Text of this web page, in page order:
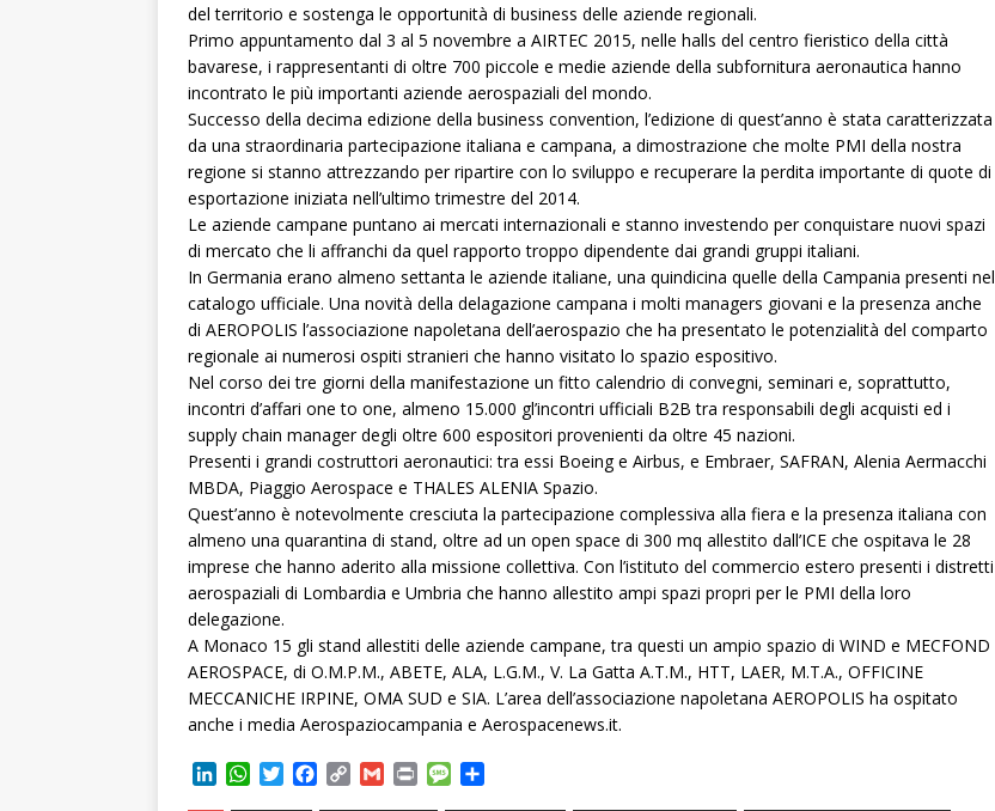
del territorio e sostenga le opportunità di business delle aziende regionali.
Primo appuntamento dal 3 al 5 novembre a AIRTEC 2015, nelle halls del centro fieristico della città
bavarese, i rappresentanti di oltre 700 piccole e medie aziende della subfornitura aeronautica hanno
incontrato le più importanti aziende aerospaziali del mondo.
Successo della decima edizione della business convention, l’edizione di quest’anno è stata caratterizzata
da una straordinaria partecipazione italiana e campana, a dimostrazione che molte PMI della nostra
regione si stanno attrezzando per ripartire con lo sviluppo e recuperare la perdita importante di quote di
esportazione iniziata nell’ultimo trimestre del 2014.
Le aziende campane puntano ai mercati internazionali e stanno investendo per conquistare nuovi spazi
di mercato che li affranchi da quel rapporto troppo dipendente dai grandi gruppi italiani.
In Germania erano almeno settanta le aziende italiane, una quindicina quelle della Campania presenti nel
catalogo ufficiale. Una novità della delagazione campana i molti managers giovani e la presenza anche
di AEROPOLIS l’associazione napoletana dell’aerospazio che ha presentato le potenzialità del comparto
regionale ai numerosi ospiti stranieri che hanno visitato lo spazio espositivo.
Nel corso dei tre giorni della manifestazione un fitto calendrio di convegni, seminari e, soprattutto,
incontri d’affari one to one, almeno 15.000 gl’incontri ufficiali B2B tra responsabili degli acquisti ed i
supply chain manager degli oltre 600 espositori provenienti da oltre 45 nazioni.
Presenti i grandi costruttori aeronautici: tra essi Boeing e Airbus, e Embraer, SAFRAN, Alenia Aermacchi
MBDA, Piaggio Aerospace e THALES ALENIA Spazio.
Quest’anno è notevolmente cresciuta la partecipazione complessiva alla fiera e la presenza italiana con
almeno una quarantina di stand, oltre ad un open space di 300 mq allestito dall’ICE che ospitava le 28
imprese che hanno aderito alla missione collettiva. Con l’istituto del commercio estero presenti i distretti
aerospaziali di Lombardia e Umbria che hanno allestito ampi spazi propri per le PMI della loro
delegazione.
A Monaco 15 gli stand allestiti delle aziende campane, tra questi un ampio spazio di WIND e MECFOND
AEROSPACE, di O.M.P.M., ABETE, ALA, L.G.M., V. La Gatta A.T.M., HTT, LAER, M.T.A., OFFICINE
MECCANICHE IRPINE, OMA SUD e SIA. L’area dell’associazione napoletana AEROPOLIS ha ospitato
anche i media Aerospaziocampania e Aerospacenews.it.
W
T
G
M